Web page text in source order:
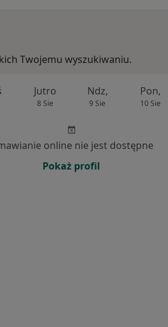
Twojemu wyszukiwaniu.
Jutro
8 Sie
Ndz,
9 Sie
Pon,
10 Sie
online nie jest dostępne
Pokaż profil